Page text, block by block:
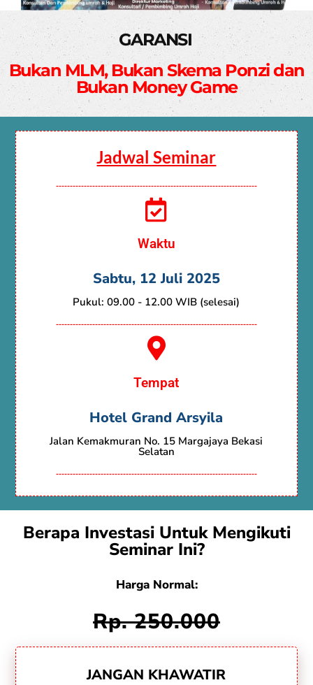
GARANSI
Bukan MLM, Bukan Skema Ponzi dan
Bukan Money Game
Jadwal Seminar
------------------------------------------------------------------------
Waktu
Sabtu, 12 Juli 2025
Pukul: 09.00 - 12.00 WIB (selesai)
------------------------------------------------------------------------
Tempat
Hotel Grand Arsyila
Jalan Kemakmuran No. 15 Margajaya Bekasi
Selatan
------------------------------------------------------------------------
Berapa Investasi Untuk Mengikuti
Seminar Ini?
Harga Normal:
Rp. 250.000
JANGAN KHAWATIR